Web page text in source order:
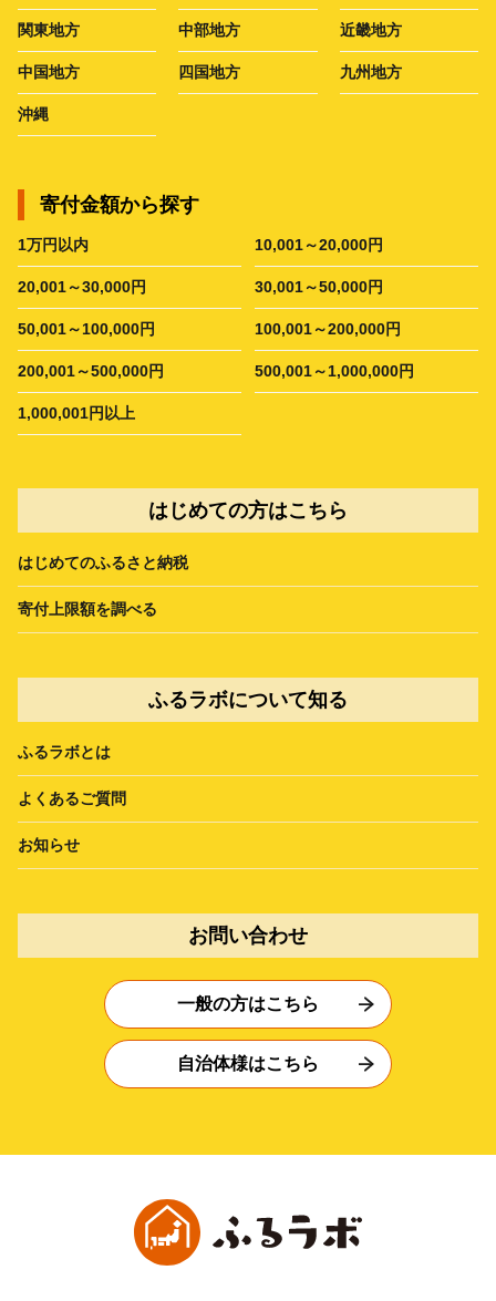
関東地方 中部地方 近畿地方
中国地方 四国地方 九州地方
沖縄
寄付金額から探す
1万円以内 10,001～20,000円
20,001～30,000円 30,001～50,000円
50,001～100,000円 100,001～200,000円
200,001～500,000円 500,001～1,000,000円
1,000,001円以上
はじめての方はこちら
はじめてのふるさと納税
寄付上限額を調べる
ふるラボについて知る
ふるラボとは
よくあるご質問
お知らせ
お問い合わせ
一般の方はこちら
自治体様はこちら